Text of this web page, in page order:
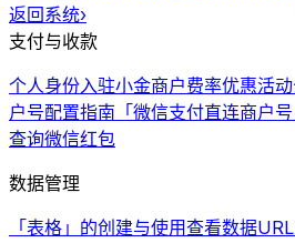
返回系统›
支付与收款
个人身份入驻小金商户费率优惠活
户号配置指南 「微信支付直连商户
查询微信红包
数据管理
「表格」的创建与使用查看数据